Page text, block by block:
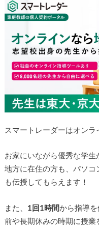
スマートレーダーはオンラ
お家にいながら優秀な学生
地方に在住の方も、パソ
も伝授してもらえます！
また、 1回1時間から指導
前や長期休みの時期に授業